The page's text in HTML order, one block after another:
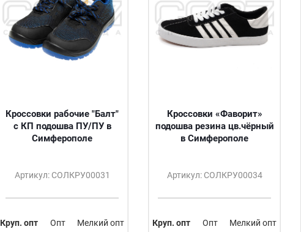
Кроссовки рабочие "Балт"
с КП подошва ПУ/ПУ в
Симферополе
Артикул: СОЛКРУ00031
Круп. опт Опт Мелкий опт
Кроссовки «Фаворит»
подошва резина цв.чёрный
в Симферополе
Артикул: СОЛКРУ00034
Круп. опт Опт Мелкий опт